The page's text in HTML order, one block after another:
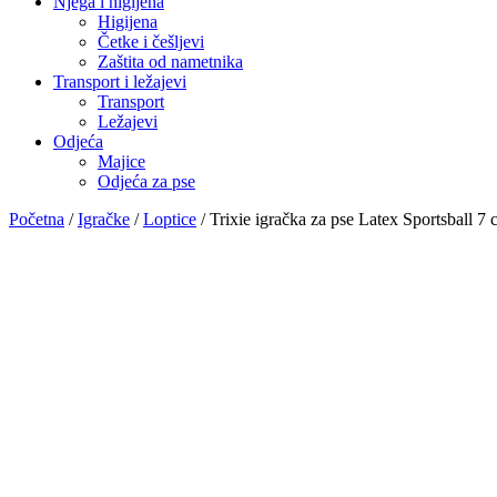
Higijena
Četke i češljevi
Zaštita od nametnika
Transport i ležajevi
Transport
Ležajevi
Odjeća
Majice
Odjeća za pse
Početna /Igračke /Loptice / Trixie igračka za pse Latex Sportsball 7